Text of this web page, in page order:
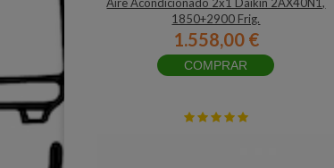
Aire Acondicionado 2x1 Daikin 2AX40N1,
1850+2900 Frig.
1.558,00 €
COMPRAR